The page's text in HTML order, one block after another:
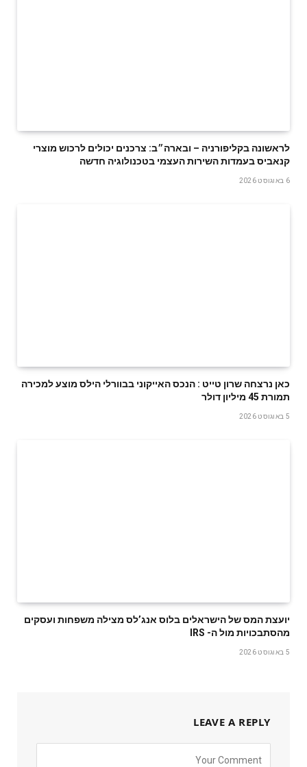
לראשונה בקליפורניה – ובארה״ב: צרכנים יכולים לרכוש מוצרי
קנאביס בעמדות השירות העצמי בטכנולוגיה חדשה
6 באוגוסט 2026
‬תמורת‭ ‬45‭ ‬מיליון‭ ‬דולר
5 באוגוסט 2026
‬מהסתבכויות‭ ‬מול‭ ‬ה- IRS
5 באוגוסט 2026
LEAVE A REPLY